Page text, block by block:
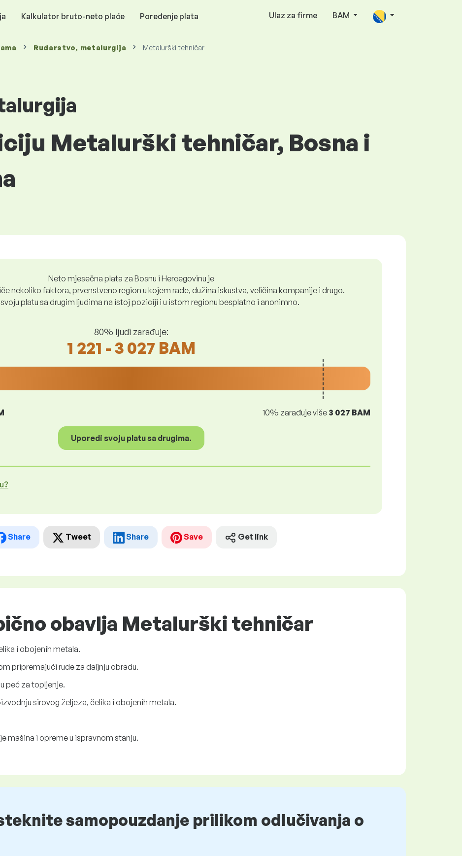
Kalkulator bruto-neto plaće Poređenje plata Ulaz za firme BAM
Rudarstvo, metalurgija Metalurški tehničar
Metalurški tehničar, Bosna i
Neto mjesečna plata za Bosnu i Hercegovinu je
nekoliko faktora, prvenstveno region u kojem rade, dužina iskustva, veličina kompanije i drugo.
platu sa drugim ljudima na istoj poziciji i u istom regionu besplatno i anonimno.
80% ljudi zarađuje:
1 221 - 3 027 BAM
10% zarađuje više 3 027 BAM
Uporedi svoju platu sa drugima.
Share Tweet Share Save Get link
obavlja Metalurški tehničar
i obojenih metala.
pripremajući rude za daljnju obradu.
peć za topljenje.
sirovog željeza, čelika i obojenih metala.
mašina i opreme u ispravnom stanju.
samopouzdanje prilikom odlučivanja o